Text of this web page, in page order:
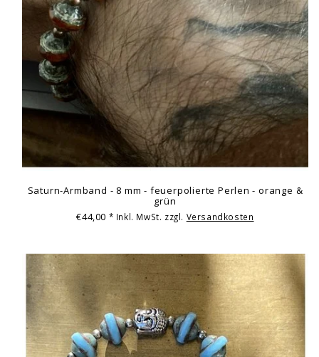
Saturn-Armband - 8 mm - feuerpolierte Perlen - orange &
grün
€44,00 * Inkl. MwSt. zzgl. Versandkosten